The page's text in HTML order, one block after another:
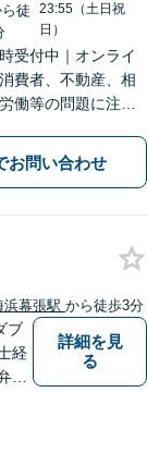
徒
23:55（土日祝
日）
受付中｜オンライ
費者、不動産、相
働等の問題に注力
者に寄り添った対
所で難しいと言わ
お問い合わせ
浜幕張駅 から徒歩3分
ブ
経
護
詳細を見
る